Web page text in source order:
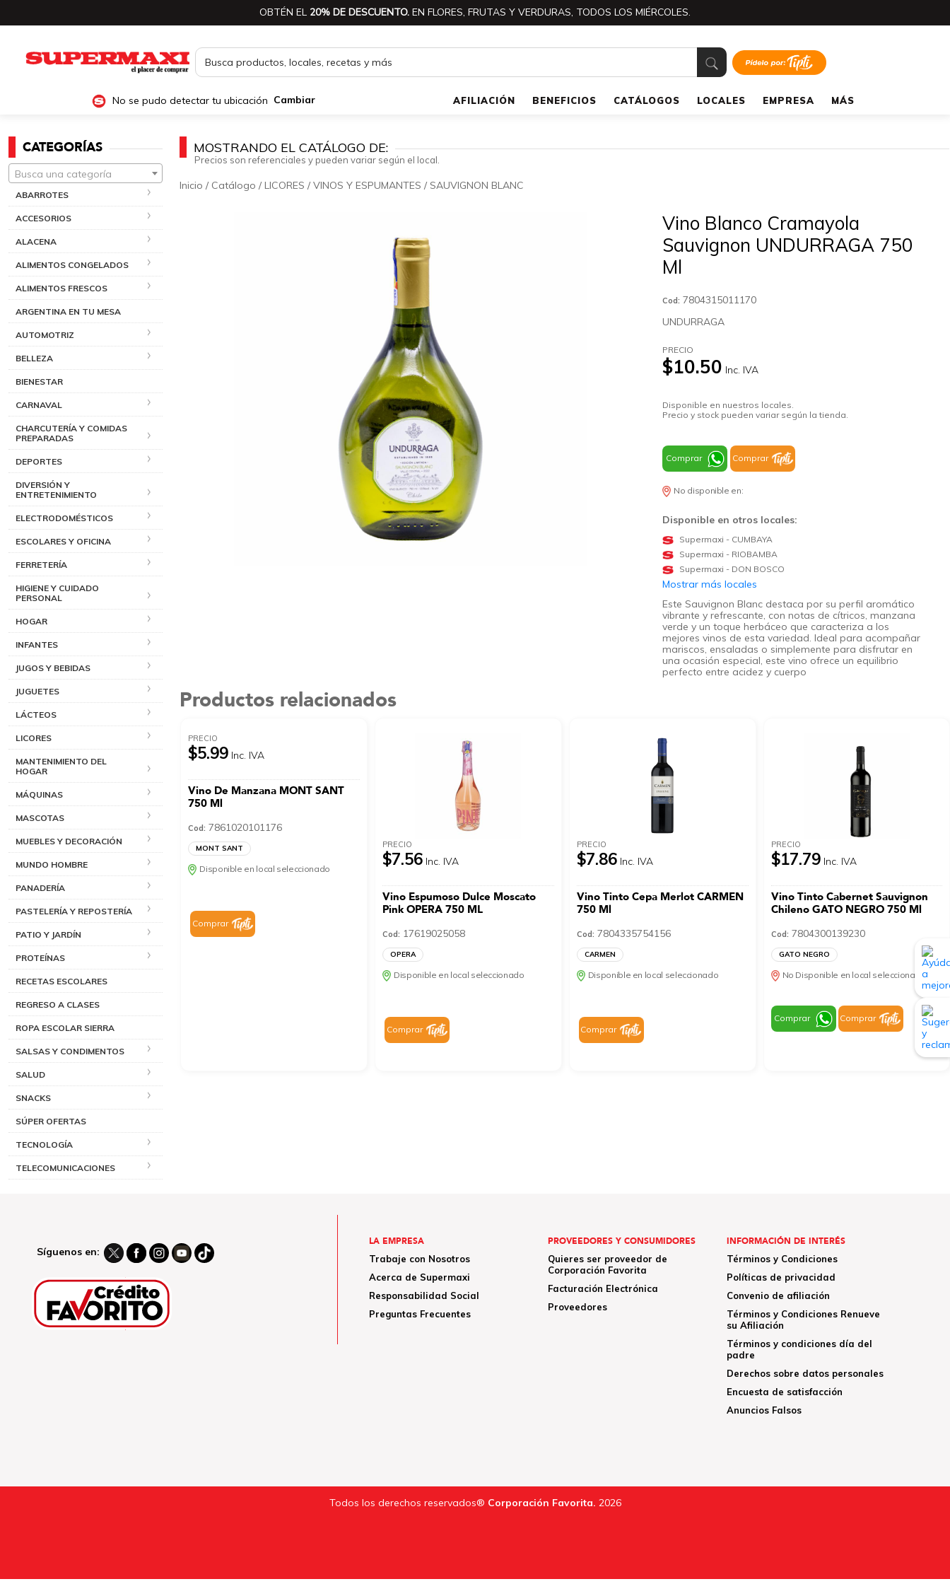
OBTÉN EL 20% DE DESCUENTO. EN FLORES, FRUTAS Y VERDURAS, TODOS LOS MIÉRCOLES.
No se pudo detectar tu ubicación Cambiar AFILIACIÓN BENEFICIOS CATÁLOGOS LOCALES EMPRESA MÁS
CATEGORÍAS
Busca una categoría
ABARROTES
ACCESORIOS
ALACENA
ALIMENTOS CONGELADOS
ALIMENTOS FRESCOS
ARGENTINA EN TU MESA
AUTOMOTRIZ
BELLEZA
BIENESTAR
CARNAVAL
CHARCUTERÍA Y COMIDAS
PREPARADAS
DEPORTES
DIVERSIÓN Y
ENTRETENIMIENTO
ELECTRODOMÉSTICOS
ESCOLARES Y OFICINA
FERRETERÍA
HIGIENE Y CUIDADO
PERSONAL
HOGAR
INFANTES
JUGOS Y BEBIDAS
JUGUETES
LÁCTEOS
LICORES
MANTENIMIENTO DEL
HOGAR
MÁQUINAS
MASCOTAS
MUEBLES Y DECORACIÓN
MUNDO HOMBRE
PANADERÍA
PASTELERÍA Y REPOSTERÍA
PATIO Y JARDÍN
PROTEÍNAS
RECETAS ESCOLARES
REGRESO A CLASES
ROPA ESCOLAR SIERRA
SALSAS Y CONDIMENTOS
SALUD
SNACKS
SÚPER OFERTAS
TECNOLOGÍA
TELECOMUNICACIONES
MOSTRANDO EL CATÁLOGO DE:
Precios son referenciales y pueden variar según el local.
Inicio / Catálogo / LICORES /VINOS Y ESPUMANTES / SAUVIGNON BLANC
Vino Blanco Cramayola
Sauvignon UNDURRAGA 750
Ml
Cod: 7804315011170
UNDURRAGA
PRECIO
$10.50 Inc. IVA
Disponible en nuestros locales.
Precio y stock pueden variar según la tienda.
Comprar Comprar
No disponible en:
Disponible en otros locales:
Supermaxi - CUMBAYA
Supermaxi - RIOBAMBA
Supermaxi - DON BOSCO
Mostrar más locales
Este Sauvignon Blanc destaca por su perfil aromático
vibrante y refrescante, con notas de cítricos, manzana
verde y un toque herbáceo que caracteriza a los
mejores vinos de esta variedad. Ideal para acompañar
mariscos, ensaladas o simplemente para disfrutar en
una ocasión especial, este vino ofrece un equilibrio
perfecto entre acidez y cuerpo
Productos relacionados
PRECIO
$5.99 Inc. IVA
Vino De Manzana MONT SANT
750 Ml
Cod: 7861020101176
MONT SANT
Disponible en local seleccionado
Comprar
PRECIO
$7.56 Inc. IVA
Vino Espumoso Dulce Moscato
Pink OPERA 750 ML
Cod: 17619025058
OPERA
Disponible en local seleccionado
Comprar
PRECIO
$7.86 Inc. IVA
Vino Tinto Cepa Merlot CARMEN
750 Ml
Cod: 7804335754156
CARMEN
Disponible en local seleccionado
Comprar
PRECIO
$17.79 Inc. IVA
Vino Tinto Cabernet Sauvignon
Chileno GATO NEGRO 750 Ml
Cod: 7804300139230
GATO NEGRO
No Disponible en local seleccionado
Comprar Comprar
Síguenos en:
LA EMPRESA
Trabaje con Nosotros
Acerca de Supermaxi
Responsabilidad Social
Preguntas Frecuentes
PROVEEDORES Y CONSUMIDORES
Quieres ser proveedor de
Corporación Favorita
Facturación Electrónica
Proveedores
INFORMACIÓN DE INTERÉS
Términos y Condiciones
Políticas de privacidad
Convenio de afiliación
Términos y Condiciones Renueve
su Afiliación
Términos y condiciones día del
padre
Derechos sobre datos personales
Encuesta de satisfacción
Anuncios Falsos
Todos los derechos reservados® Corporación Favorita. 2026